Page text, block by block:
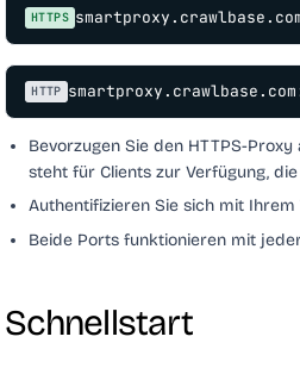
HTTPS
HTTP
Bevorzugen Sie den HTTPS-
steht für Clients zur Verfügung,
Authentifizieren Sie sich mit Ihrem
Beide Ports funktionieren mit
Schnellstart